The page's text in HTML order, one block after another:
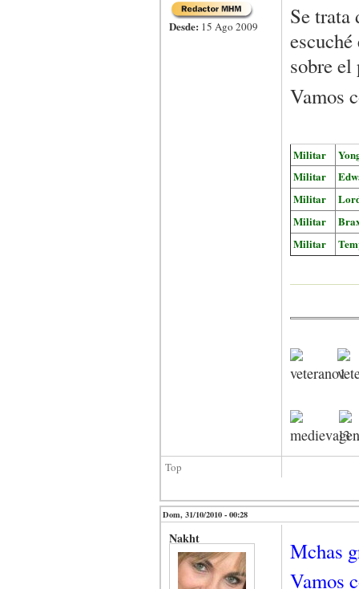
Desde: 15 Ago 2009
Se trata
sobre el
Vamos
Militar
Militar
Militar
Militar
Militar
Top
Dom, 31/10/2010 - 00:28
Nakht
Mchas
Vamos